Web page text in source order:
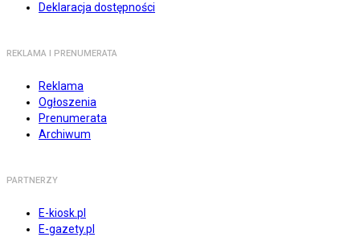
Deklaracja dostępności
REKLAMA I PRENUMERATA
Reklama
Ogłoszenia
Prenumerata
Archiwum
PARTNERZY
E-kiosk.pl
E-gazety.pl